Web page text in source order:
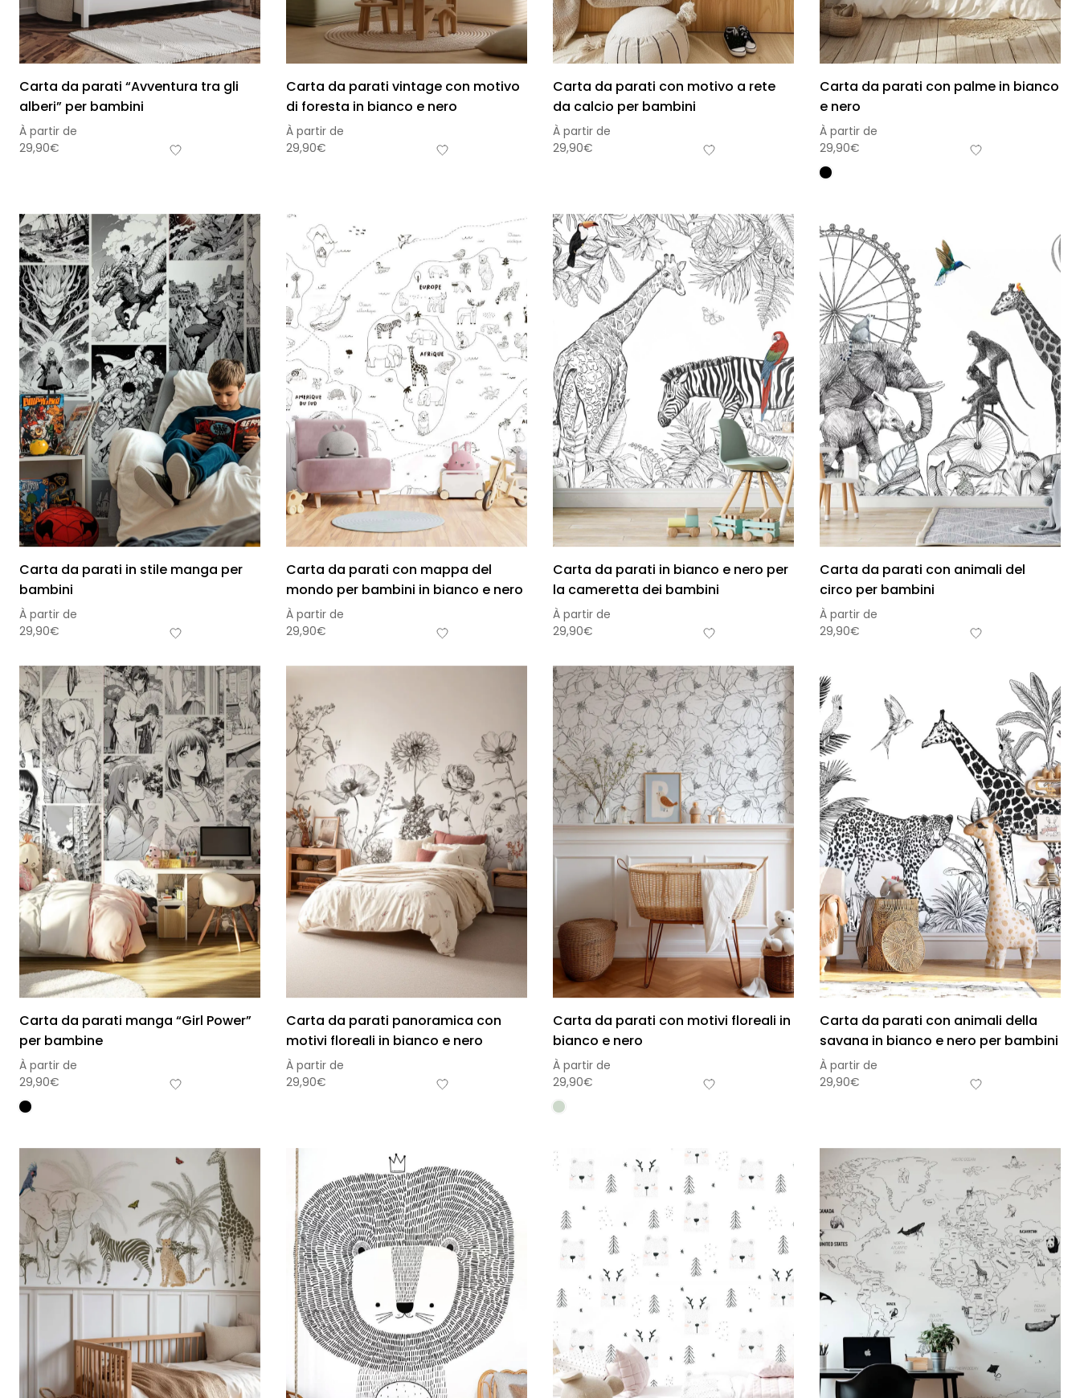
Carta da parati “Avventura tra gli
alberi” per bambini
À partir de
29,90€
Carta da parati vintage con motivo
di foresta in bianco e nero
À partir de
29,90€
Carta da parati con motivo a rete
da calcio per bambini
À partir de
29,90€
Carta da parati con palme in bianco
e nero
À partir de
29,90€
Carta da parati in stile manga per
bambini
À partir de
29,90€
Carta da parati con mappa del
mondo per bambini in bianco e nero
À partir de
29,90€
Carta da parati in bianco e nero per
la cameretta dei bambini
À partir de
29,90€
Carta da parati con animali del
circo per bambini
À partir de
29,90€
Carta da parati manga “Girl Power”
per bambine
À partir de
29,90€
Carta da parati panoramica con
motivi floreali in bianco e nero
À partir de
29,90€
Carta da parati con motivi floreali in
bianco e nero
À partir de
29,90€
Carta da parati con animali della
savana in bianco e nero per bambini
À partir de
29,90€